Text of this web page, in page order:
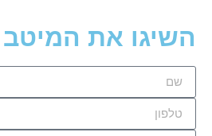
השיגו את